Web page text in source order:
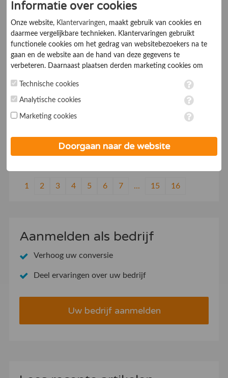
tot en met realisatie. Creatieve oplossingen waarbij
effectiviteit voorop staat.
Hudson
Online Marketingbureaus
7.0
Hudson
1 2 3 4 5 6 7 ... 15 16
Aanmelden als bedrijf
Verhoog uw conversie
Deel ervaringen over uw bedrijf
Uw bedrijf aanmelden
Informatie over cookies
Onze website, Klantervaringen, maakt gebruik van cookies en
daarmee vergelijkbare technieken. Klantervaringen gebruikt
functionele cookies om het gedrag van websitebezoekers na te
gaan en de website aan de hand van deze gegevens te
verbeteren. Daarnaast plaatsen derden marketing cookies om
marketing cookies worden persoonsgegevens verwerkt. Je geeft
toestemming voor deze verwerking wanneer je hieronder een
op ieder moment aanpassen in de
. Lees voor meer
Technische cookies
Analytische cookies
Marketing cookies
Doorgaan naar de website